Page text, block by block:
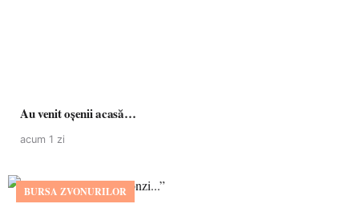
Au venit oșenii acasă…
acum 1 zi
BURSA ZVONURILOR